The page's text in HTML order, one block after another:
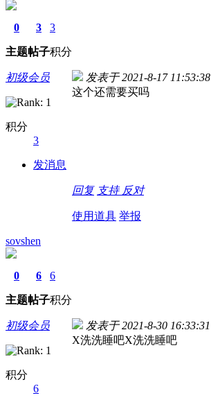
0
主题
3
帖子
3
积分
初级会员
积分
3
发消息
发表于 2021-8-17 11:53:38
这个还需要买吗
回复 支持 反对
使用道具 举报
sovshen
0
主题
6
帖子
6
积分
初级会员
积分
6
发表于 2021-8-30 16:33:31
X洗洗睡吧X洗洗睡吧